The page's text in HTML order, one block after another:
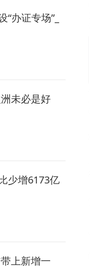
办证专场”_
未必是好
少增6173亿
上新增一